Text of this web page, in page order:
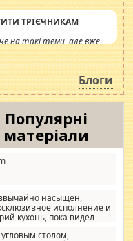
ТРІЄЧНИКАМ
на такі теми, але вже
інсенуації
Штучно
катастрофа.
Блоги
Популярні
матеріали
насыщен,
исполнение и
кухонь, пока видел
и что главное -
угловым столом,